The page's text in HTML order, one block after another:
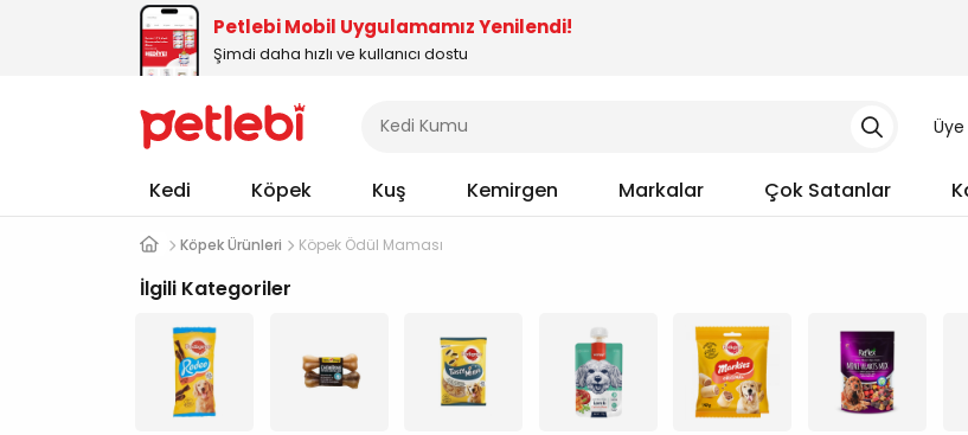
Petlebi Mobil Uygulamamız Yenilendi!
Şimdi daha hızlı ve kullanıcı dostu
Kedi Köpek Kuş Kemirgen Markalar Çok Satanlar
Köpek Ürünleri Köpek Ödül Maması
İlgili Kategoriler